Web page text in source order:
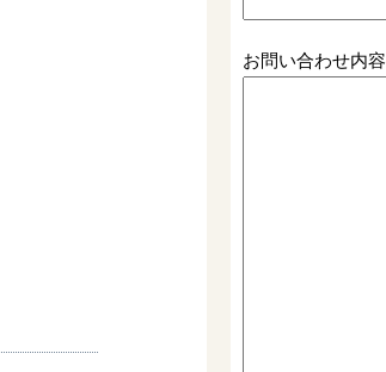
お問い合わせ内容